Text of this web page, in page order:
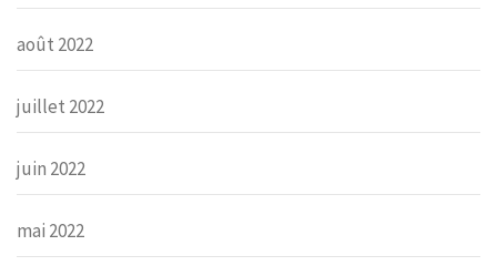
août 2022
juillet 2022
juin 2022
mai 2022